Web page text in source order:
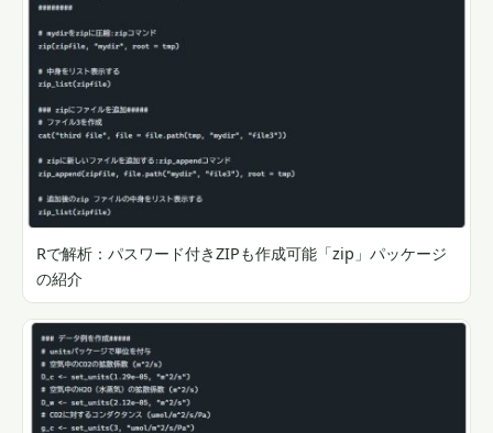
Rで解析：パスワード付きZIPも作成可能「zip」パッケージ
の紹介